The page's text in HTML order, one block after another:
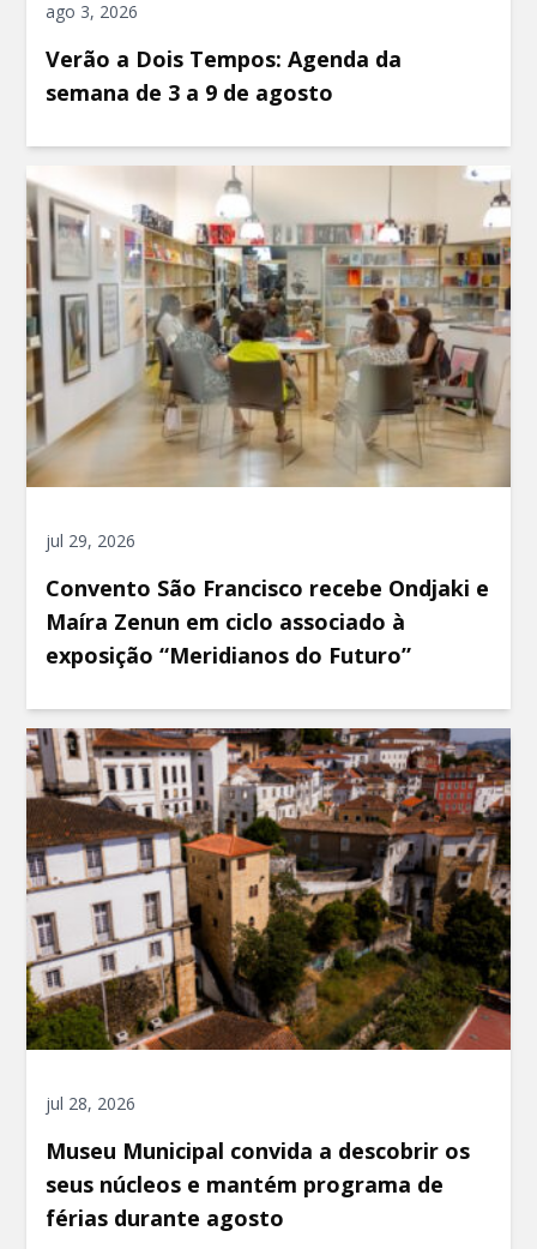
ago 3, 2026
Verão a Dois Tempos: Agenda da
semana de 3 a 9 de agosto
jul 29, 2026
Convento São Francisco recebe Ondjaki e
Maíra Zenun em ciclo associado à
exposição “Meridianos do Futuro”
jul 28, 2026
Museu Municipal convida a descobrir os
seus núcleos e mantém programa de
férias durante agosto